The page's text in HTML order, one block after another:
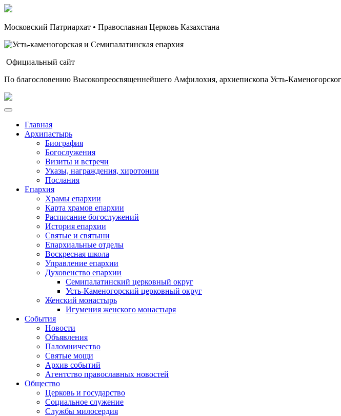
Московский Патриархат • Православная Церковь Казахстана
Официальный сайт
По благословению Высокопреосвященнейшего Амфилохия, архиепископа Усть-
Главная
Архипастырь
Биография
Богослужения
Визиты и встречи
Указы, награждения, хиротонии
Послания
Епархия
Храмы епархии
Карта храмов епархии
Расписание богослужений
История епархии
Святые и святыни
Епархиальные отделы
Воскресная школа
Управление епархии
Духовенство епархии
Семипалатинский церковный округ
Усть-Каменогорский церковный округ
Женский монастырь
Игумения женского монастыря
События
Новости
Объявления
Паломничество
Святые мощи
Архив событий
Агентство православных новостей
Общество
Церковь и государство
Социальное служение
Службы милосердия